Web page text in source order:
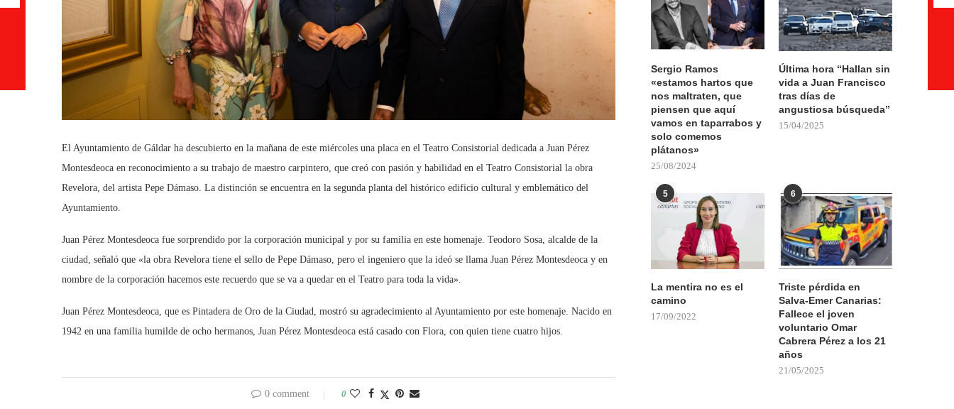
El Ayuntamiento de Gáldar ha descubierto en la mañana de este miércoles una placa en el Teatro Consistorial dedicada a Juan Pérez
Montesdeoca en reconocimiento a su trabajo de maestro carpintero, que creó con pasión y habilidad en el Teatro Consistorial la obra
Revelora, del artista Pepe Dámaso. La distinción se encuentra en la segunda planta del histórico edificio cultural y emblemático del
Ayuntamiento.
Juan Pérez Montesdeoca fue sorprendido por la corporación municipal y por su familia en este homenaje. Teodoro Sosa, alcalde de la
ciudad, señaló que «la obra Revelora tiene el sello de Pepe Dámaso, pero el ingeniero que la ideó se llama Juan Pérez Montesdeoca y en
nombre de la corporación hacemos este recuerdo que se va a quedar en el Teatro para toda la vida».
Juan Pérez Montesdeoca, que es Pintadera de Oro de la Ciudad, mostró su agradecimiento al Ayuntamiento por este homenaje. Nacido en
1942 en una familia humilde de ocho hermanos, Juan Pérez Montesdeoca está casado con Flora, con quien tiene cuatro hijos.
0 comment 0
Sergio Ramos
«estamos hartos que
nos maltraten, que
piensen que aquí
vamos en taparrabos y
solo comemos
plátanos»
25/08/2024
Última hora “Hallan sin
vida a Juan Francisco
tras días de
angustiosa búsqueda”
15/04/2025
5
La mentira no es el
camino
17/09/2022
6
Triste pérdida en
Salva-Emer Canarias:
Fallece el joven
voluntario Omar
Cabrera Pérez a los 21
años
21/05/2025